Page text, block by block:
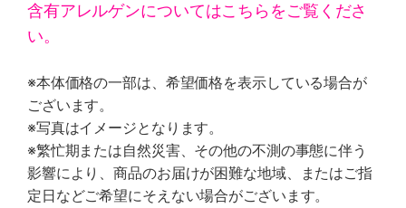
含有アレルゲンについてはこちらをご覧くださ
い。
※本体価格の一部は、希望価格を表示している場合が
ございます。
※写真はイメージとなります。
※繁忙期または自然災害、その他の不測の事態に伴う
影響により、商品のお届けが困難な地域、またはご指
定日などご希望にそえない場合がございます。